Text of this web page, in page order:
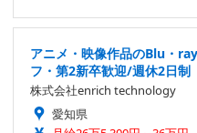
アニメ・映像作品のBlu・
フ・第2新卒歓迎/週休2日制
株式会社enrich technology
愛知県